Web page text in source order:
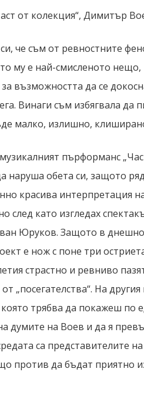
от колекция“, Димитър
че съм от ревностните
му е най-смисленото
възможността да се
Винаги съм избягвала
малко, излишно,
пърформанс
наруша обета си, защото
красива интерпретация
след като изгледах
Юруков. Защото в
е нож с поне три
страстно и ревниво
„посегателства“. На
която трябва да покажеш
думите на Воев и да я
са представителите
против да бъдат приятно